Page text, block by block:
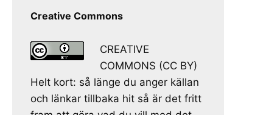
Creative Commons
CREATIVE
COMMONS (CC BY)
Helt kort: så länge du anger källan
och länkar tillbaka hit så är det fritt